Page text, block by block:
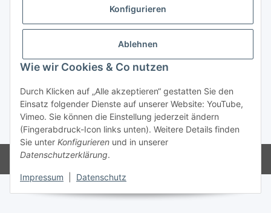
Konfigurieren
Ablehnen
Wie wir Cookies & Co nutzen
Durch Klicken auf „Alle akzeptieren“ gestatten Sie den
Einsatz folgender Dienste auf unserer Website: YouTube,
Vimeo. Sie können die Einstellung jederzeit ändern
(Fingerabdruck-Icon links unten). Weitere Details finden
Sie unter Konfigurieren und in unserer
Datenschutzerklärung.
Impressum Datenschutz
Informationen
Gesetzliche Informationen
Vertrag widerrufen
* Alle Preise inkl. gesetzlicher USt., zzgl.Versand
Powered by